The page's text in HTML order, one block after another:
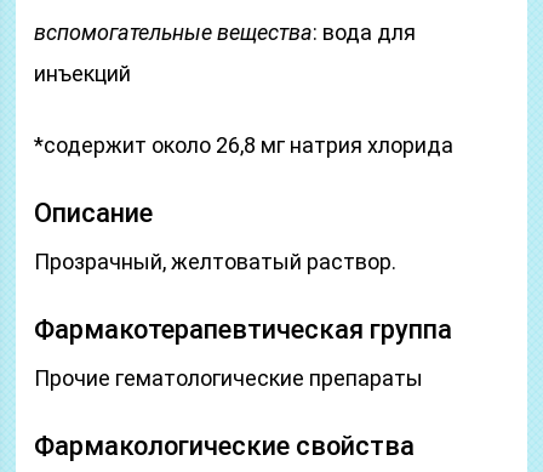
вспомогательные вещества: вода для
инъекций
*содержит около 26,8 мг натрия хлорида
Описание
Прозрачный, желтоватый раствор.
Фармакотерапевтическая группа
Прочие гематологические препараты
Фармакологические свойства